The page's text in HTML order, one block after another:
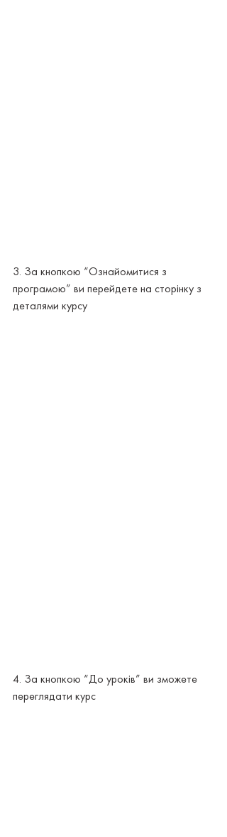
3. За кнопкою “Ознайомитися з
програмою” ви перейдете на сторінку з
деталями курсу
4. За кнопкою “До уроків” ви зможете
переглядати курс